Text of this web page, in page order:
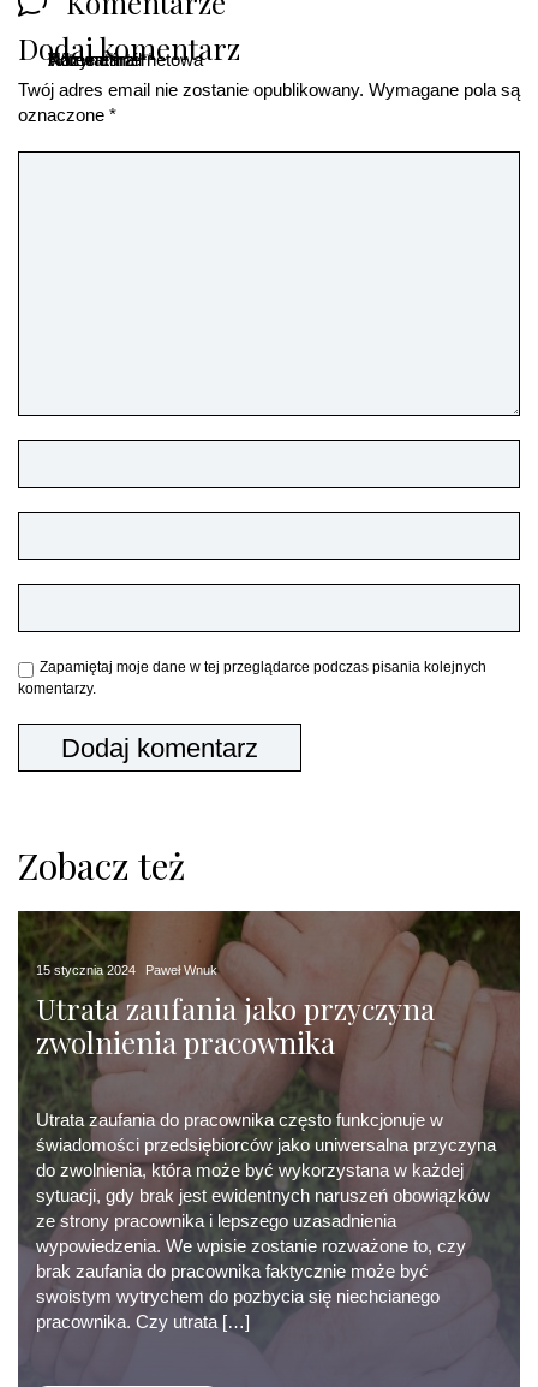
Dodaj komentarz
Twój adres email nie zostanie opublikowany. Wymagane pola są
oznaczone *
Komentarz*
Nazwa*
Adres email*
Witryna internetowa
Zapamiętaj moje dane w tej przeglądarce podczas pisania kolejnych
komentarzy.
Zobacz też
15 stycznia 2024 Paweł Wnuk
Utrata zaufania jako przyczyna
zwolnienia pracownika
Utrata zaufania do pracownika często funkcjonuje w
świadomości przedsiębiorców jako uniwersalna przyczyna
do zwolnienia, która może być wykorzystana w każdej
sytuacji, gdy brak jest ewidentnych naruszeń obowiązków
ze strony pracownika i lepszego uzasadnienia
wypowiedzenia. We wpisie zostanie rozważone to, czy
brak zaufania do pracownika faktycznie może być
swoistym wytrychem do pozbycia się niechcianego
pracownika. Czy utrata […]